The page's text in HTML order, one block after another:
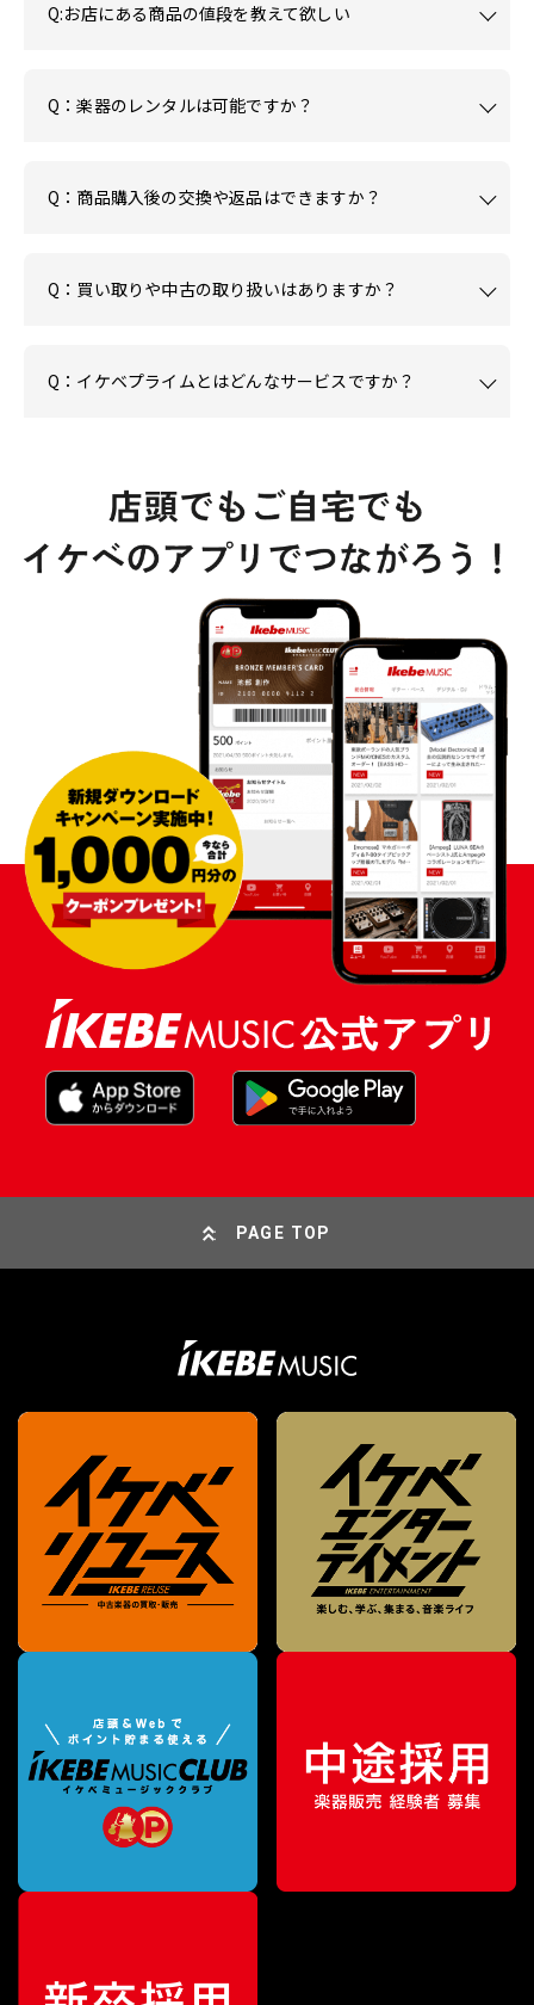
Q:お店にある商品の値段を教えて欲しい
Q：楽器のレンタルは可能ですか？
Q：商品購入後の交換や返品はできますか？
Q：買い取りや中古の取り扱いはありますか？
Q：イケベプライムとはどんなサービスですか？
PAGE TOP